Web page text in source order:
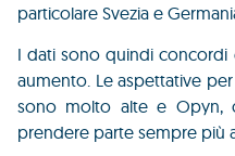
particolare Svezia e
I dati sono quindi
aumento. Le aspettative
sono molto alte e Opyn,
prendere parte sempre più